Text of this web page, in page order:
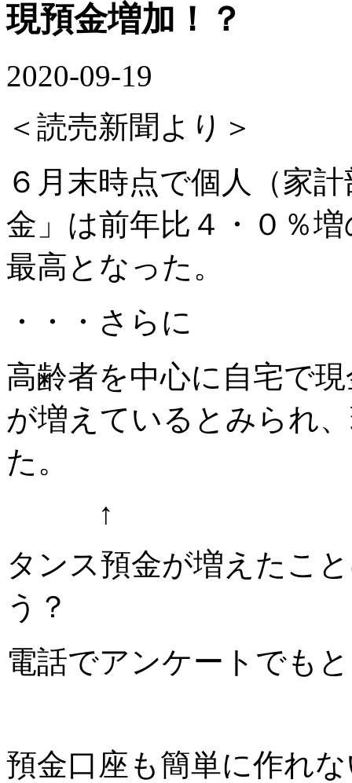
現預金増加！？
2020-09-19
＜読売新聞より＞
６月末時点で個人（家
金」は前年比４・０％
最高となった。
・・・さらに
高齢者を中心に自宅で
が増えているとみられ
た。
↑
タンス預金が増えたこ
う？
電話でアンケートでも
預金口座も簡単に作れ